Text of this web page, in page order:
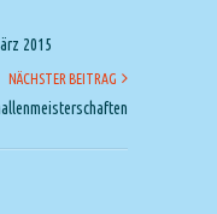
2015
NÄCHSTER BEITRAG